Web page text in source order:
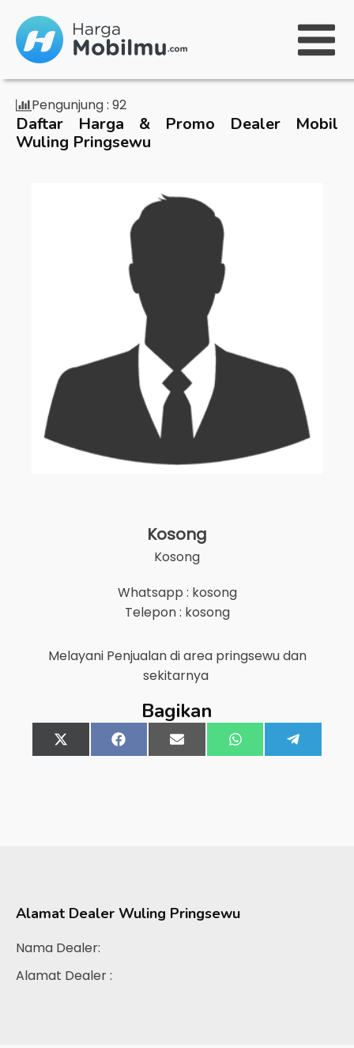
Pengunjung : 92
Daftar Harga & Promo Dealer Mobil
Wuling Pringsewu
Kosong
Kosong
Whatsapp : kosong
Telepon : kosong
Melayani Penjualan di area pringsewudan
sekitarnya
Bagikan
Share
on
X
(Twitter)
Share
on
FacebookShare
on
Email Share
on
WhatsApp
on
Alamat Dealer Wuling Pringsewu
Nama Dealer:
Alamat Dealer :